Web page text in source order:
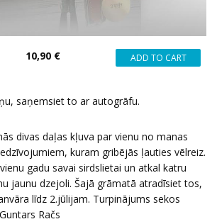
10,90 €
saņemsiet to ar autogrāfu.
divas daļas kļuva par vienu no manas
kuram gribējās ļauties vēlreiz.
gadu savai sirdslietai un atkal katru
jaunu dzejoli. Šajā grāmatā atradīsiet tos,
līdz 2.jūlijam. Turpinājums sekos
Račs